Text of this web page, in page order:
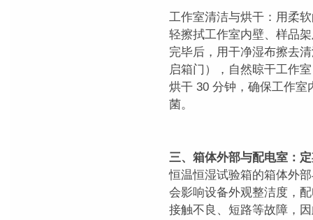
工作室清洁与烘干：用柔
轻擦拭工作室内壁、样品
完毕后，用干净湿布擦去
启箱门），自然晾干工作
烘干 30 分钟，确保工作室
菌。
三、箱体外部与配电室：
恒温恒湿试验箱的箱体外
会影响设备外观整洁度，
接触不良、短路等故障，